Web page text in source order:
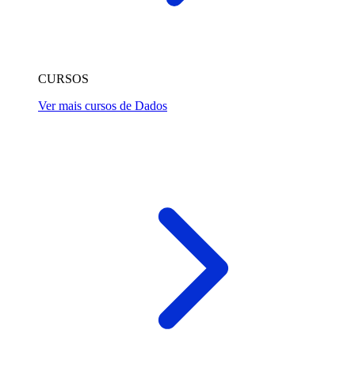
CURSOS
Ver mais cursos de Dados